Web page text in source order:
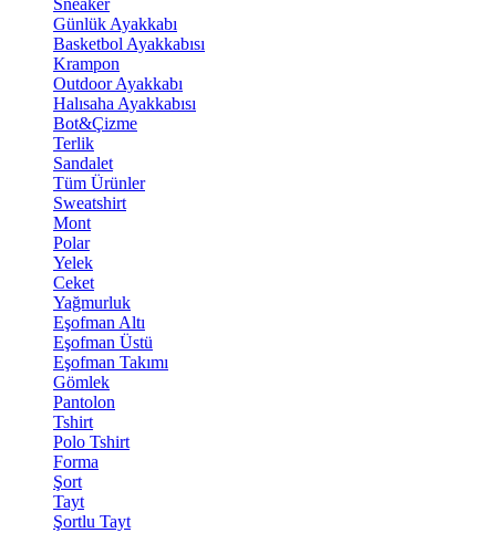
Sneaker
Günlük Ayakkabı
Basketbol Ayakkabısı
Krampon
Outdoor Ayakkabı
Halısaha Ayakkabısı
Bot&Çizme
Terlik
Sandalet
Tüm Ürünler
Sweatshirt
Mont
Polar
Yelek
Ceket
Yağmurluk
Eşofman Altı
Eşofman Üstü
Eşofman Takımı
Gömlek
Pantolon
Tshirt
Polo Tshirt
Forma
Şort
Tayt
Şortlu Tayt